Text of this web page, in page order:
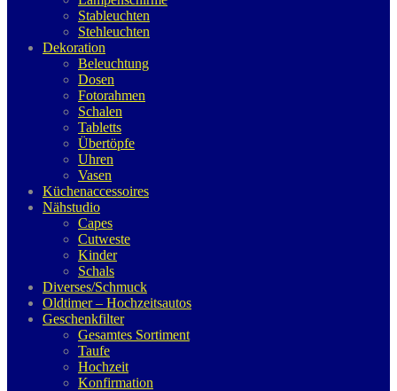
Stableuchten
Stehleuchten
Dekoration
Beleuchtung
Dosen
Fotorahmen
Schalen
Tabletts
Übertöpfe
Uhren
Vasen
Küchenaccessoires
Nähstudio
Capes
Cutweste
Kinder
Schals
Diverses/Schmuck
Oldtimer – Hochzeitsautos
Geschenkfilter
Gesamtes Sortiment
Taufe
Hochzeit
Konfirmation